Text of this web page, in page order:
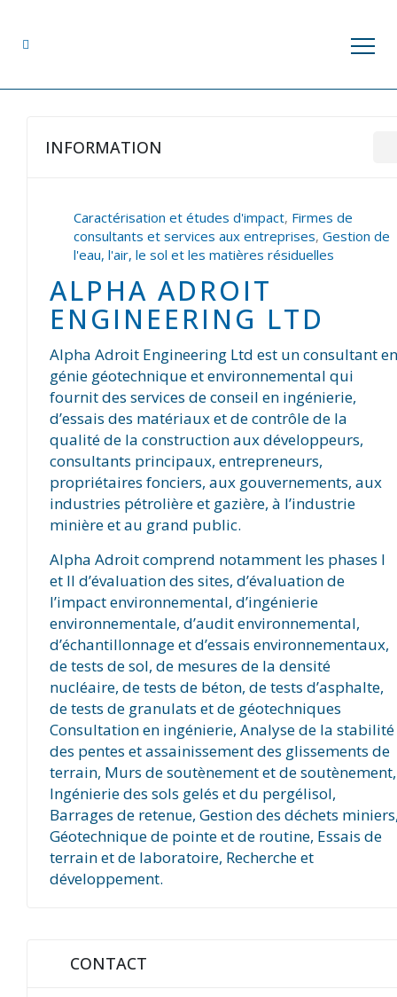
INFORMATION
Caractérisation et études d'impact, Firmes de
consultants et services aux entreprises, Gestion de
l'eau, l'air, le sol et les matières résiduelles
ALPHA ADROIT
ENGINEERING LTD
Alpha Adroit Engineering Ltd est un consultant en
génie géotechnique et environnemental qui
fournit des services de conseil en ingénierie,
d’essais des matériaux et de contrôle de la
qualité de la construction aux développeurs,
consultants principaux, entrepreneurs,
propriétaires fonciers, aux gouvernements, aux
industries pétrolière et gazière, à l’industrie
minière et au grand public.
Alpha Adroit comprend notamment les phases I
et II d’évaluation des sites, d’évaluation de
l’impact environnemental, d’ingénierie
environnementale, d’audit environnemental,
d’échantillonnage et d’essais environnementaux,
de tests de sol, de mesures de la densité
nucléaire, de tests de béton, de tests d’asphalte,
de tests de granulats et de géotechniques
Consultation en ingénierie, Analyse de la stabilité
des pentes et assainissement des glissements de
terrain, Murs de soutènement et de soutènement,
Ingénierie des sols gelés et du pergélisol,
Barrages de retenue, Gestion des déchets
Géotechnique de pointe et de routine, Essais de
terrain et de laboratoire, Recherche et
développement.
CONTACT